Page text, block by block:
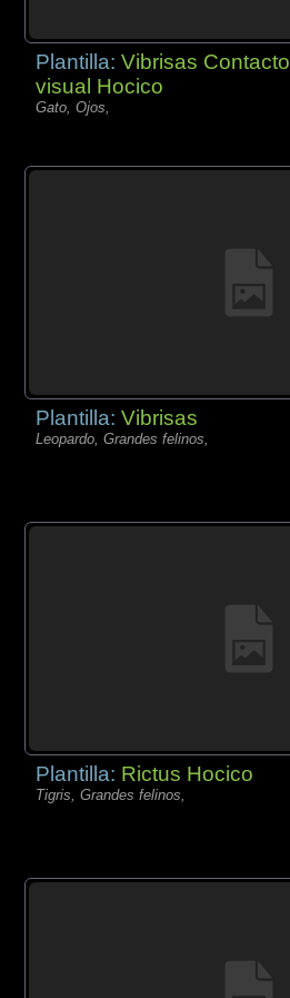
Plantilla:Vibrisas Contacto
visual Hocico
Gato, Ojos,
Plantilla:Vibrisas
Leopardo, Grandes felinos,
Plantilla: Rictus Hocico
Tigris, Grandes felinos,